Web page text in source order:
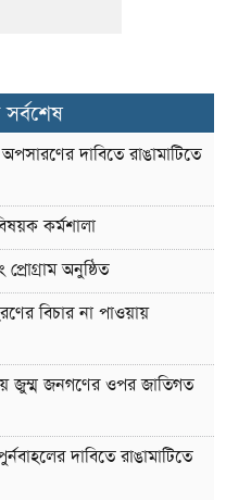
অপসারণের দাবিতে রাঙামাটিতে
কর্মশালা
অনুষ্ঠিত
বিচার না পাওয়ায়
জুম্ম জনগণের ওপর জাতিগত
দাবিতে রাঙামাটিতে